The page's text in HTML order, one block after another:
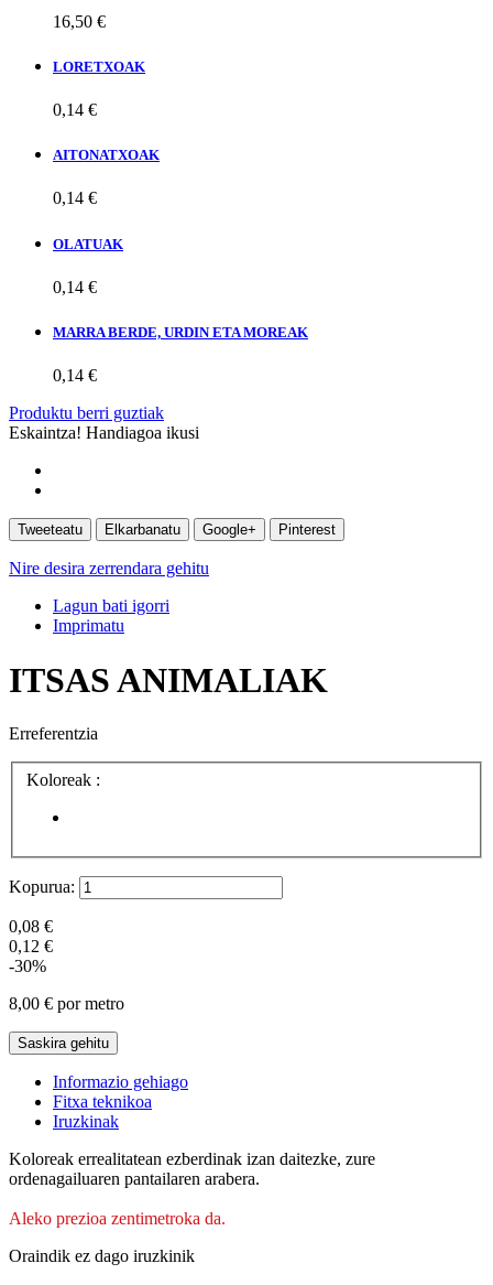
16,50 €
LORETXOAK
0,14 €
AITONATXOAK
0,14 €
OLATUAK
0,14 €
MARRA BERDE, URDIN ETA MOREAK
0,14 €
Produktu berri guztiak
Eskaintza! Handiagoa ikusi
Tweeteatu Elkarbanatu Google+ Pinterest
Nire desira zerrendara gehitu
Lagun bati igorri
Imprimatu
ITSAS ANIMALIAK
Erreferentzia
Koloreak :
Kopurua:
0,08 €
0,12 €
-30%
8,00 € por metro
Saskira gehitu
Informazio gehiago
Fitxa teknikoa
Iruzkinak
Koloreak errealitatean ezberdinak izan daitezke, zure
ordenagailuaren pantailaren arabera.
Aleko prezioa zentimetroka da.
Oraindik ez dago iruzkinik